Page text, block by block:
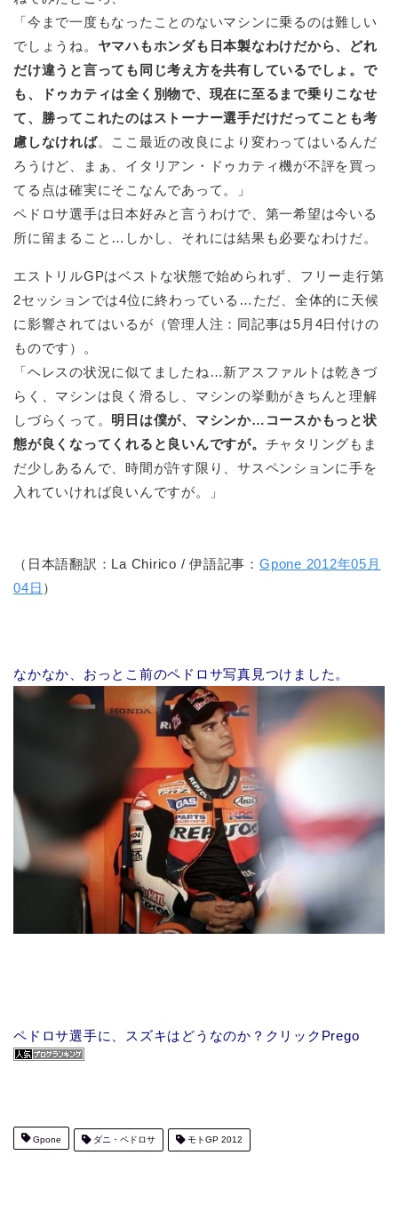
「今まで一度もなったことのないマシンに乗るのは難しい
でしょうね。 ヤマハもホンダも日本製なわけだから、どれ
だけ違うと言っても同じ考え方を共有しているでしょ。で
も、ドゥカティは全く別物で、現在に至るまで乗りこなせ
て、勝ってこれたのはストーナー選手だけだってことも考
慮しなければ。ここ最近の改良により変わってはいるんだ
ろうけど、まぁ、イタリアン・ドゥカティ機が不評を買っ
てる点は確実にそこなんであって。」
ペドロサ選手は日本好みと言うわけで、第一希望は今いる
所に留まること…しかし、それには結果も必要なわけだ。
エストリルGPはベストな状態で始められず、フリー走行第
2セッションでは4位に終わっている…ただ、全体的に天候
に影響されてはいるが（管理人注：同記事は5月4日付けの
ものです）。
「ヘレスの状況に似てましたね…新アスファルトは乾きづ
らく、マシンは良く滑るし、マシンの挙動がきちんと理解
しづらくって。 明日は僕が、マシンか…コースかもっと状
態が良くなってくれると良いんですが。 チャタリングもま
だ少しあるんで、時間が許す限り、サスペンションに手を
入れていければ良いんですが。」
（日本語翻訳：La Chirico / 伊語記事： Gpone 2012年05月
04日 ）
なかなか、おっとこ前のペドロサ写真見つけました。
ペドロサ選手に、スズキはどうなのか？クリックPrego
Gpone ダニ・ペドロサ モトGP 2012